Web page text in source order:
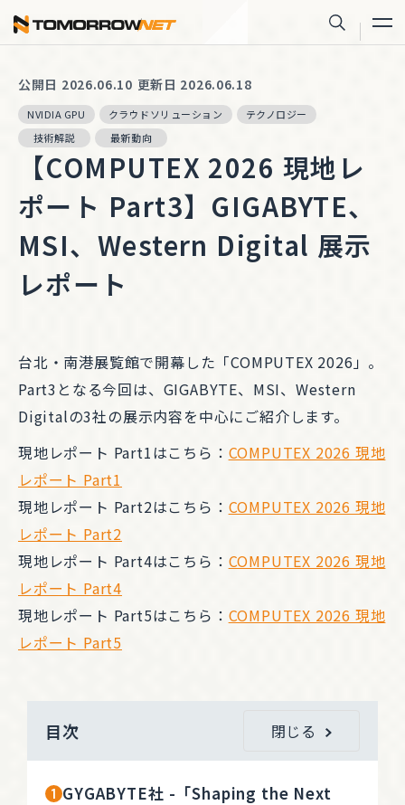
株式会社トゥモロー・ネット
サイト内
公開日 2026.06.10 更新日 2026.06.18
NVIDIA GPU クラウドソリューション
テクノロジー
技術解説
最新動向
【COMPUTEX 2026 現地レ
ポート Part3】GIGABYTE、
MSI、Western Digital 展示
レポート
台北・南港展覧館で開幕した「COMPUTEX 2026」。
Part3となる今回は、GIGABYTE、MSI、Western
Digitalの3社の展示内容を中心にご紹介します。
現地レポート Part1はこちら： COMPUTEX 2026 現地
レポート Part1
現地レポート Part2はこちら： COMPUTEX 2026 現地
レポート Part2
現地レポート Part4はこちら： COMPUTEX 2026 現地
レポート Part4
現地レポート Part5はこちら： COMPUTEX 2026 現地
レポート Part5
目次 閉じる
GYGABYTE社 -「Shaping the Next